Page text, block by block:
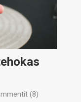
(8)